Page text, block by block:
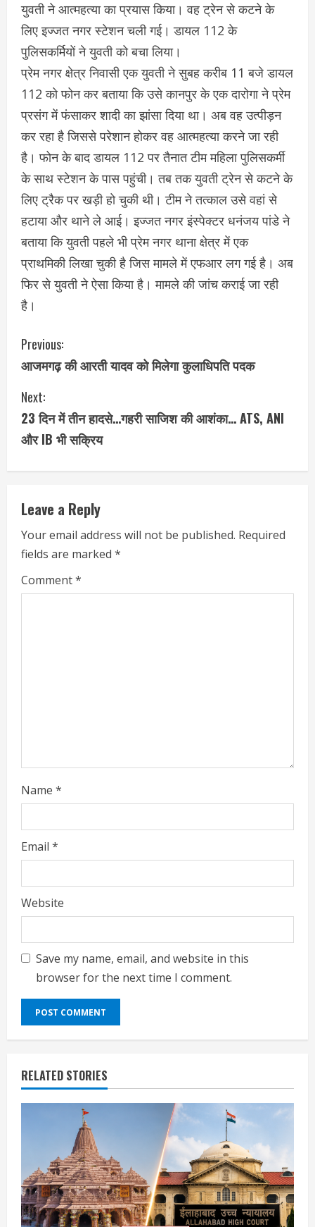
युवती ने आत्महत्या का प्रयास किया। वह ट्रेन से कटने के
लिए इज्जत नगर स्टेशन चली गई। डायल 112 के
पुलिसकर्मियों ने युवती को बचा लिया।
प्रेम नगर क्षेत्र निवासी एक युवती ने सुबह करीब 11 बजे डायल
112 को फोन कर बताया कि उसे कानपुर के एक दारोगा ने प्रेम
प्रसंग में फंसाकर शादी का झांसा दिया था। अब वह उत्पीड़न
कर रहा है जिससे परेशान होकर वह आत्महत्या करने जा रही
है। फोन के बाद डायल 112 पर तैनात टीम महिला पुलिसकर्मी
के साथ स्टेशन के पास पहुंची। तब तक युवती ट्रेन से कटने के
लिए ट्रैक पर खड़ी हो चुकी थी। टीम ने तत्काल उसे वहां से
हटाया और थाने ले आई। इज्जत नगर इंस्पेक्टर धनंजय पांडे ने
बताया कि युवती पहले भी प्रेम नगर थाना क्षेत्र में एक
प्राथमिकी लिखा चुकी है जिस मामले में एफआर लग गई है। अब
फिर से युवती ने ऐसा किया है। मामले की जांच कराई जा रही
है।
C
o
n
t
i
n
u
e
R
g
Previous:
आजमगढ़ की आरती यादव को मिलेगा कुलाधिपति पदक
Next:
23 दिन में तीन हादसे…गहरी साजिश की आशंका… ATS, ANI
और IB भी सक्रिय
Leave a Reply
Your email address will not be published. Required
fields are marked *
Comment*
Name *
Email *
Website
Save my name, email, and website in this
browser for the next time I comment.
RELATED STORIES